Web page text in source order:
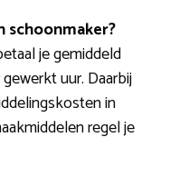
schoonmaker?
je gemiddeld
uur. Daarbij
in
regel je